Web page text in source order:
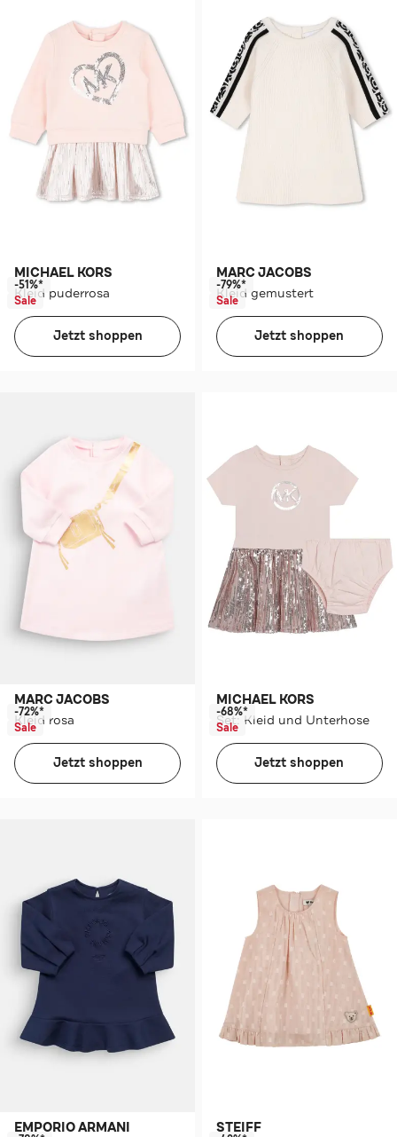
MICHAEL KORS
Kleid puderrosa
-51%*
Sale
Jetzt shoppen
MARC JACOBS
Kleid gemustert
-79%*
Sale
Jetzt shoppen
MARC JACOBS
Kleid rosa
-72%*
Sale
Jetzt shoppen
MICHAEL KORS
Set: Kleid und Unterhose
-68%*
Sale
Jetzt shoppen
EMPORIO ARMANI STEIFF